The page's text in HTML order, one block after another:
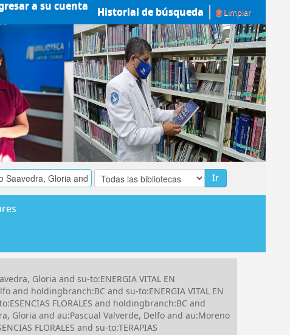
a su cuenta Historial de búsqueda Limpiar
Ir
Gloria and su-to:ENERGIA VITAL EN
and holdingbranch:BC and su-to:ENERGIA VITAL EN
FLORALES and holdingbranch:BC and
Gloria and au:Pascual Valverde, Delfo and au:Moreno
FLORALES and su-to:TERAPIAS